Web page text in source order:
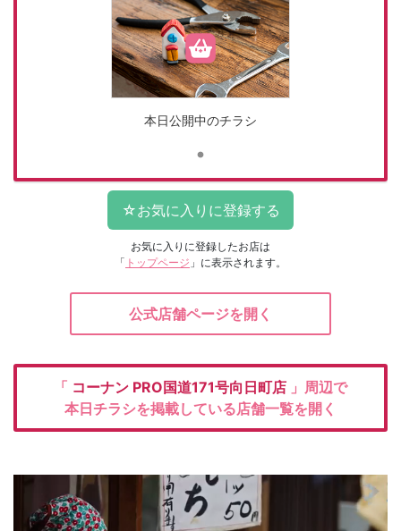
本日公開中のチラシ
お気に入りに登録したお店は
「 トップページ 」に表示されます。
公式店舗ページを開く
「 コーナン PRO国道171号向日町店 」周辺で
本日チラシを掲載している店舗一覧を開く